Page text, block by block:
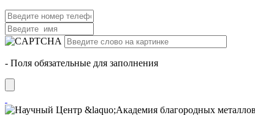
- Поля обязательные для заполнения